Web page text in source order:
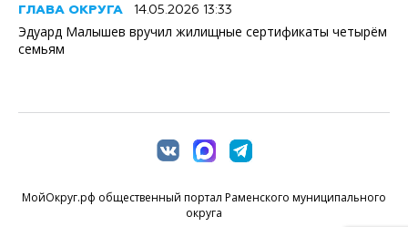
ГЛАВА ОКРУГА 14.05.2026 13:33
Эдуард Малышев вручил жилищные сертификаты четырём
семьям
МойОкруг.рф общественный портал Раменского муниципального
округа